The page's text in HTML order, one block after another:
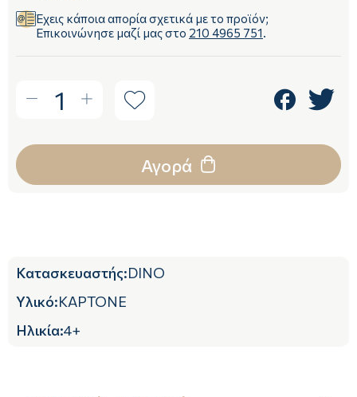
Έχεις κάποια απορία σχετικά με το προϊόν;
Επικοινώνησε μαζί μας στο 210 4965 751.
1
Αγορά
Κατασκευαστής:DINO
Υλικό:ΚΑΡΤΟΝΕ
Ηλικία:4+